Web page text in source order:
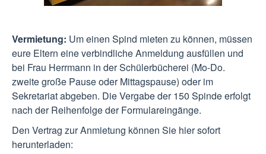
Vermietung: Um einen Spind mieten zu können, müssen
eure Eltern eine verbindliche Anmeldung ausfüllen und
bei Frau Herrmann in der Schülerbücherei (Mo-Do.
zweite große Pause oder Mittagspause) oder im
Sekretariat abgeben. Die Vergabe der 150 Spinde erfolgt
nach der Reihenfolge der Formulareingänge.
Den Vertrag zur Anmietung können Sie hier sofort
herunterladen: